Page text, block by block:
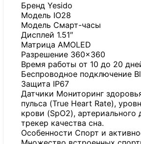
Бренд Yesido
Модель IO28
Модель Смарт-часы
Дисплей 1.51″
Матрица AMOLED
Разрешение 360×360
Время работы от 10 до 20
Беспроводное подключение
Защита IP67
Датчики Мониторинг
пульса (True Heart Rate),
крови (SpO2), артериального
трекер качества сна.
Особенности Спорт и